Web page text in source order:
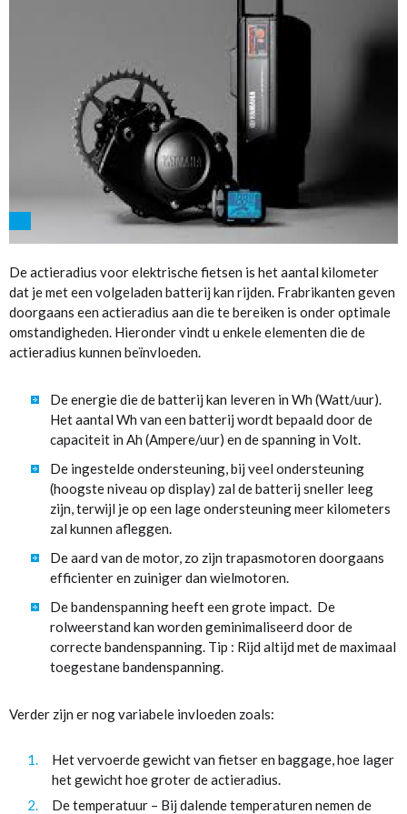
De actieradius voor elektrische fietsen is het aantal kilometer
dat je met een volgeladen batterij kan rijden. Frabrikanten geven
doorgaans een actieradius aan die te bereiken is onder optimale
omstandigheden. Hieronder vindt u enkele elementen die de
actieradius kunnen beïnvloeden.
De energie die de batterij kan leveren in Wh (Watt/uur).
Het aantal Wh van een batterij wordt bepaald door de
capaciteit in Ah (Ampere/uur) en de spanning in Volt.
De ingestelde ondersteuning, bij veel ondersteuning
(hoogste niveau op display) zal de batterij sneller leeg
zijn, terwijl je op een lage ondersteuning meer kilometers
zal kunnen afleggen.
De aard van de motor, zo zijn trapasmotoren doorgaans
efficienter en zuiniger dan wielmotoren.
De bandenspanning heeft een grote impact. De
rolweerstand kan worden geminimaliseerd door de
correcte bandenspanning. Tip : Rijd altijd met de maximaal
toegestane bandenspanning.
Verder zijn er nog variabele invloeden zoals:
Het vervoerde gewicht van fietser en baggage, hoe lager
het gewicht hoe groter de actieradius.
De temperatuur – Bij dalende temperaturen nemen de